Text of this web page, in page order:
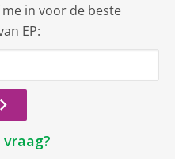
me in voor de beste
EP: